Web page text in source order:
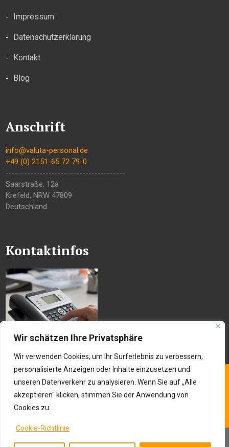
Wir schätzen Ihre Privatsphäre
Wir verwenden Cookies, um Ihr Surferlebnis zu verbessern,
personalisierte Anzeigen oder Inhalte einzusetzen und
unseren Datenverkehr zu analysieren. Wenn Sie auf „Alle
akzeptieren" klicken, stimmen Sie der Anwendung von
Cookies zu.
Cookie-Richtlinie
Impressum
Datenschutzerklärung
Kontakt
Blog
Anschrift
info@valuta-personal.de
+49 (0) 2151-65 72 79-0
---------------------------------------
Saarstraße. 12a
Krefeld,NRW 47809
Deutschland
Kontaktinfos
© Copyright 2026 |VALUTA Personalberatung AG| All right